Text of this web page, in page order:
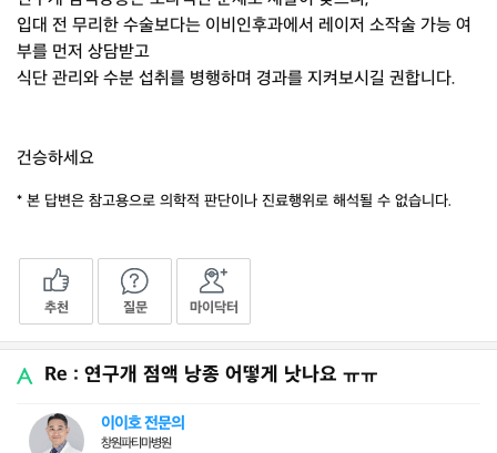
입대 전 무리한 수술보다는 이비인후과에서 레이저 소작술 가능 여
부를 먼저 상담받고
식단 관리와 수분 섭취를 병행하며 경과를 지켜보시길 권합니다.
건승하세요
* 본 답변은 참고용으로 의학적 판단이나 진료행위로 해석될 수 없습니다.
추천 질문 마이닥터
Re : 연구개 점액 낭종 어떻게 낫나요 ㅠㅠ
이이호 전문의
창원파티마병원